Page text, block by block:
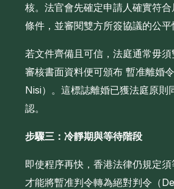
核。法官會先確定申請人確實符
條件，並審閱雙方所簽協議的公平
若文件齊備且可信，法庭通常毋
審核書面資料便可頒布 暫准離婚
Nisi）。這標誌離婚已獲法庭原則
認。
步驟三：冷靜期與等待階段
即使程序再快，香港法律仍規定
才能將暫准判令轉為絕對判令（